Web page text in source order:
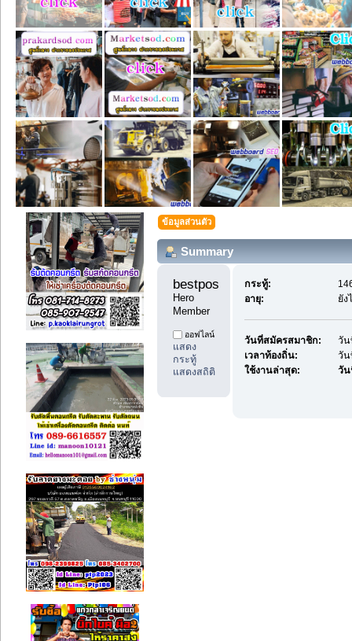
ข้อมูลส่วนตัว
Summary
bestpostdd11
Hero
Member
ออฟไลน์
แสดง
กระทู้
แสดงสถิติ
กระทู้:
อายุ:
ยัง
วันที่สมัครสมาชิก:
วัน
เวลาท้องถิ่น:
วัน
ใช้งานล่าสุด:
วั